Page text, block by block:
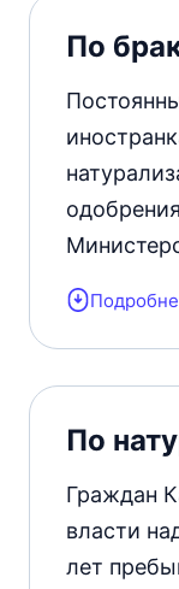
По
Женатые
По
Граждан
власти
лет